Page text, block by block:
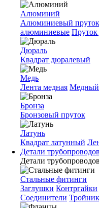
Алюминий
Алюминиевый пруток
алюминиевые
Дюраль
Квадрат дюралевый
Медь
Лента медная Медный
Бронза
Бронзовый пруток
Латунь
Квадрат латунный
Детали трубопроводов
Детали трубопроводов
Стальные фитинги
Заглушки Контргайки
Соединители